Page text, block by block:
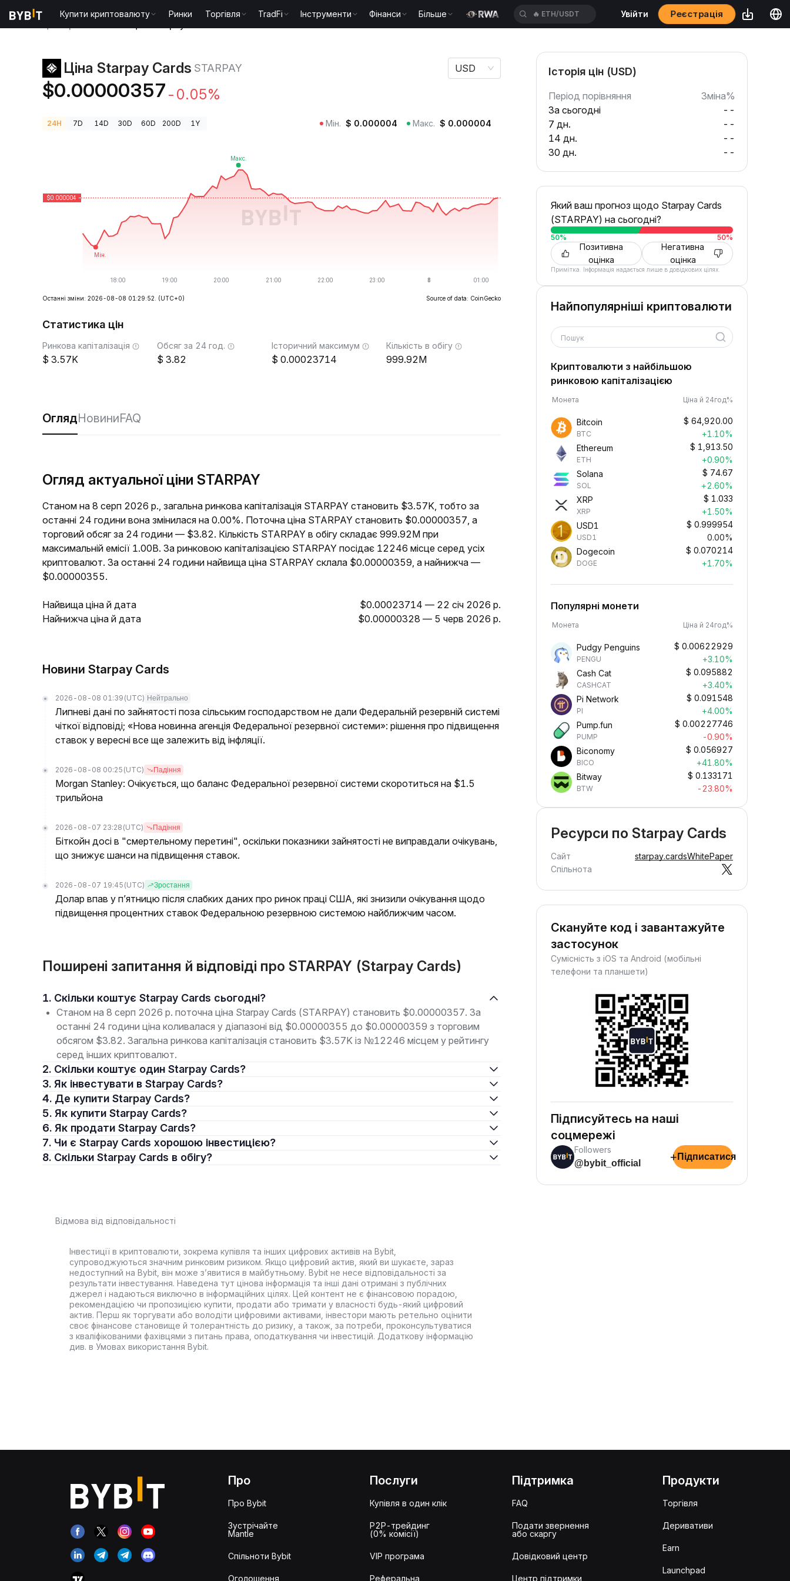
Купити криптовалюту Ринки Торгівля TradFi Інструменти Фінанси Більше 🔥 ETH/USDT Увійти Реєстрація
Ціна Starpay Cards STARPAY
$0.00000357 -0.05%
USD
24H 7D 14D 30D 60D 200D 1Y Мін. $ 0.000004 Макс. $ 0.000004
Останні зміни: 2026-08-08 01:29:52. (UTC+0) Source of data: CoinGecko
Статистика цін
Ринкова капіталізація
3.57K
Обсяг за 24 год.
3.82
Історичний максимум
0.00023714
Кількість в обігу
999.92M
ОглядНовиниFAQ
Огляд актуальної ціни STARPAY
Станом на 8 серп 2026 р., загальна ринкова капіталізація STARPAY становить $3.57K, тобто за
останні 24 години вона змінилася на 0.00%. Поточна ціна STARPAY становить $0.00000357, а
торговий обсяг за 24 години — $3.82. Кількість STARPAY в обігу складає 999.92M при
максимальній емісії 1.00B. За ринковою капіталізацією STARPAY посідає 12246 місце серед усіх
криптовалют. За останні 24 години найвища ціна STARPAY склала $0.00000359, а найнижча —
$0.00000355.
Найвища ціна й дата
$0.00023714 — 22 січ 2026 р.
Найнижча ціна й дата
$0.00000328 — 5 черв 2026 р.
Новини Starpay Cards
2026-08-08 01:39 (UTC) Нейтрально
Липневі дані по зайнятості поза сільським господарством не дали Федеральній резервній системі
чіткої відповіді; «Нова новинна агенція Федеральної резервної системи»: рішення про підвищення
ставок у вересні все ще залежить від інфляції.
2026-08-08 00:25 (UTC) Падіння
Morgan Stanley: Очікується, що баланс Федеральної резервної системи скоротиться на $1.5
трильйона
2026-08-07 23:28 (UTC) Падіння
Біткойн досі в "смертельному перетині", оскільки показники зайнятості не виправдали очікувань,
що знижує шанси на підвищення ставок.
2026-08-07 19:45 (UTC) Зростання
Долар впав у п’ятницю після слабких даних про ринок праці США, які знизили очікування щодо
підвищення процентних ставок Федеральною резервною системою найближчим часом.
Поширені запитання й відповіді про STARPAY (Starpay Cards)
1. Скільки коштує Starpay Cards сьогодні?
Станом на 8 серп 2026 р. поточна ціна Starpay Cards (STARPAY) становить $0.00000357. За
останні 24 години ціна коливалася у діапазоні від $0.00000355 до $0.00000359 з торговим
обсягом $3.82. Загальна ринкова капіталізація становить $3.57K із №12246 місцем у рейтингу
серед інших криптовалют.
2. Скільки коштує один Starpay Cards?
3. Як інвестувати в Starpay Cards?
4. Де купити Starpay Cards?
5. Як купити Starpay Cards?
6. Як продати Starpay Cards?
7. Чи є Starpay Cards хорошою інвестицією?
8. Скільки Starpay Cards в обігу?
Відмова від відповідальності
Інвестиції в криптовалюти, зокрема купівля та інших цифрових активів на Bybit,
супроводжуються значним ринковим ризиком. Якщо цифровий актив, який ви шукаєте, зараз
недоступний на Bybit, він може з’явитися в майбутньому. Bybit не несе відповідальності за
результати інвестування. Наведена тут цінова інформація та інші дані отримані з публічних
джерел і надаються виключно в інформаційних цілях. Цей контент не є фінансовою порадою,
рекомендацією чи пропозицією купити, продати або тримати у власності будь-який цифровий
актив. Перш як торгувати або володіти цифровими активами, інвестори мають ретельно оцінити
своє фінансове становище й толерантність до ризику, а також, за потреби, проконсультуватися
з кваліфікованими фахівцями з питань права, оподаткування чи інвестицій. Додаткову інформацію
див. в Умовах використання Bybit.
Історія цін (USD)
Період порівняння
Зміна%
За сьогодні
--
7 дн.
--
14 дн.
--
30 дн.
--
Який ваш прогноз щодо Starpay Cards
(STARPAY) на сьогодні?
50% 50%
Позитивна
оцінка
Негативна
оцінка
Примітка. Інформація надається лише в довідкових цілях.
Найпопулярніші криптовалюти
Пошук
Криптовалюти з найбільшою
ринковою капіталізацією
Монета Ціна й 24год%
Bitcoin
BTC
$ 64,920.00
+1.10%
Ethereum
ETH
$ 1,913.50
+0.90%
Solana
SOL
$ 74.67
+2.60%
XRP
XRP
$ 1.033
+1.50%
USD1
USD1
$ 0.999954
0.00%
Dogecoin
DOGE
$ 0.070214
+1.70%
Популярні монети
Монета Ціна й 24год%
Pudgy Penguins
PENGU
$ 0.00622929
+3.10%
Cash Cat
CASHCAT
$ 0.095882
+3.40%
Pi Network
PI
$ 0.091548
+4.00%
Pump.fun
PUMP
$ 0.00227746
-0.90%
Biconomy
BICO
$ 0.056927
+41.80%
Bitway
BTW
$ 0.133171
-23.80%
Ресурси по Starpay Cards
Сайт starpay.cardsWhitePaper
Спільнота
Скануйте код і завантажуйте
застосунок
Сумісність з iOS та Android (мобільні
телефони та планшети)
Підписуйтесь на наші
соцмережі
Followers
@bybit_official
+ Підписатися
Про
Про Bybit
Зустрічайте
Mantle
Спільноти Bybit
Оголошення
Послуги
Купівля в один клік
P2P-трейдинг
(0% комісії)
VIP програма
Реферальна
Підтримка
FAQ
Подати звернення
або скаргу
Довідковий центр
Центр підтримки
Продукти
Торгівля
Деривативи
Earn
Launchpad